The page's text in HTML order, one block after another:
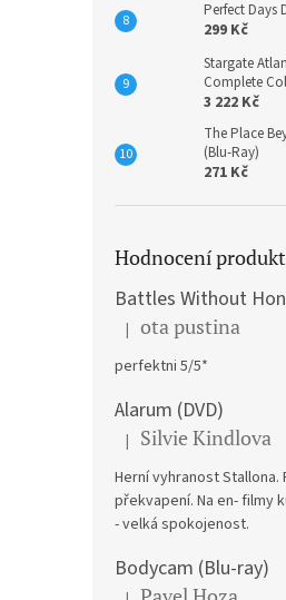
Perfect Days
299 Kč
Stargate
Complete
3 222 Kč
The Place
(Blu-Ray)
271 Kč
Hodnocení
Hodnocení produktu je 5
| ota pustina
perfektni 5/5*
Alarum (DVD)
Hodnocení produktu je 5
| Silvie Kindlova
Herní vyhranost Stallona.
překvapení. Na en- filmy
- velká spokojenost.
Bodycam (Blu-ray)